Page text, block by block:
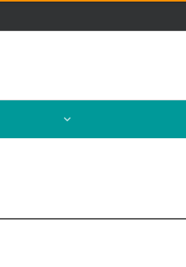
주메뉴 바로가기
본문 바로가기